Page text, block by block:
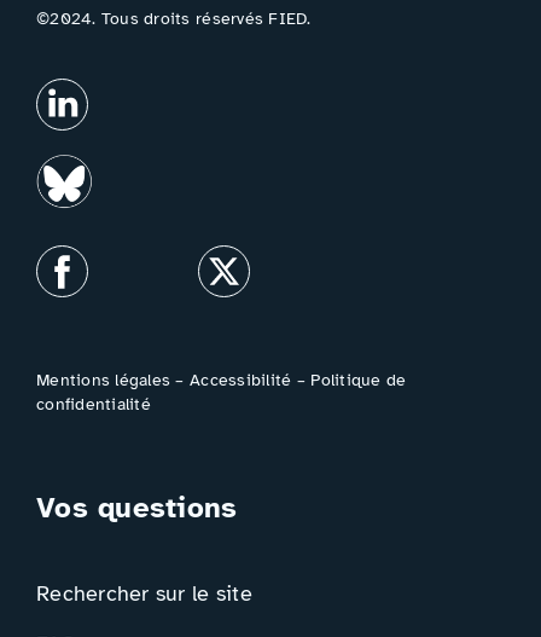
©2024. Tous droits réservés FIED.
Mentions légales –Accessibilité – Politique de
confidentialité
Vos questions
Rechercher sur le site